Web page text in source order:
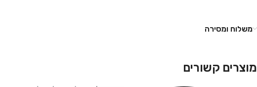
משלוח ומסירה
מוצרים קשורים